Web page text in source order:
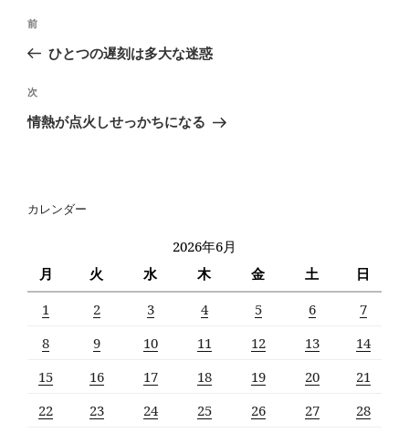
投
ナ
ビ
ゲ
ン
過
去
投
稿
前
ひとつの遅刻は多大な迷惑
次
の
次
情熱が点火しせっかちになる
カレンダー
2026年6月
月
火 水 木 金 土 日
1 2 3 4 5 6
7
8
9 10 11 12 13
14
15
16 17 18 19 20
21
22
23 24 25 26 27
28